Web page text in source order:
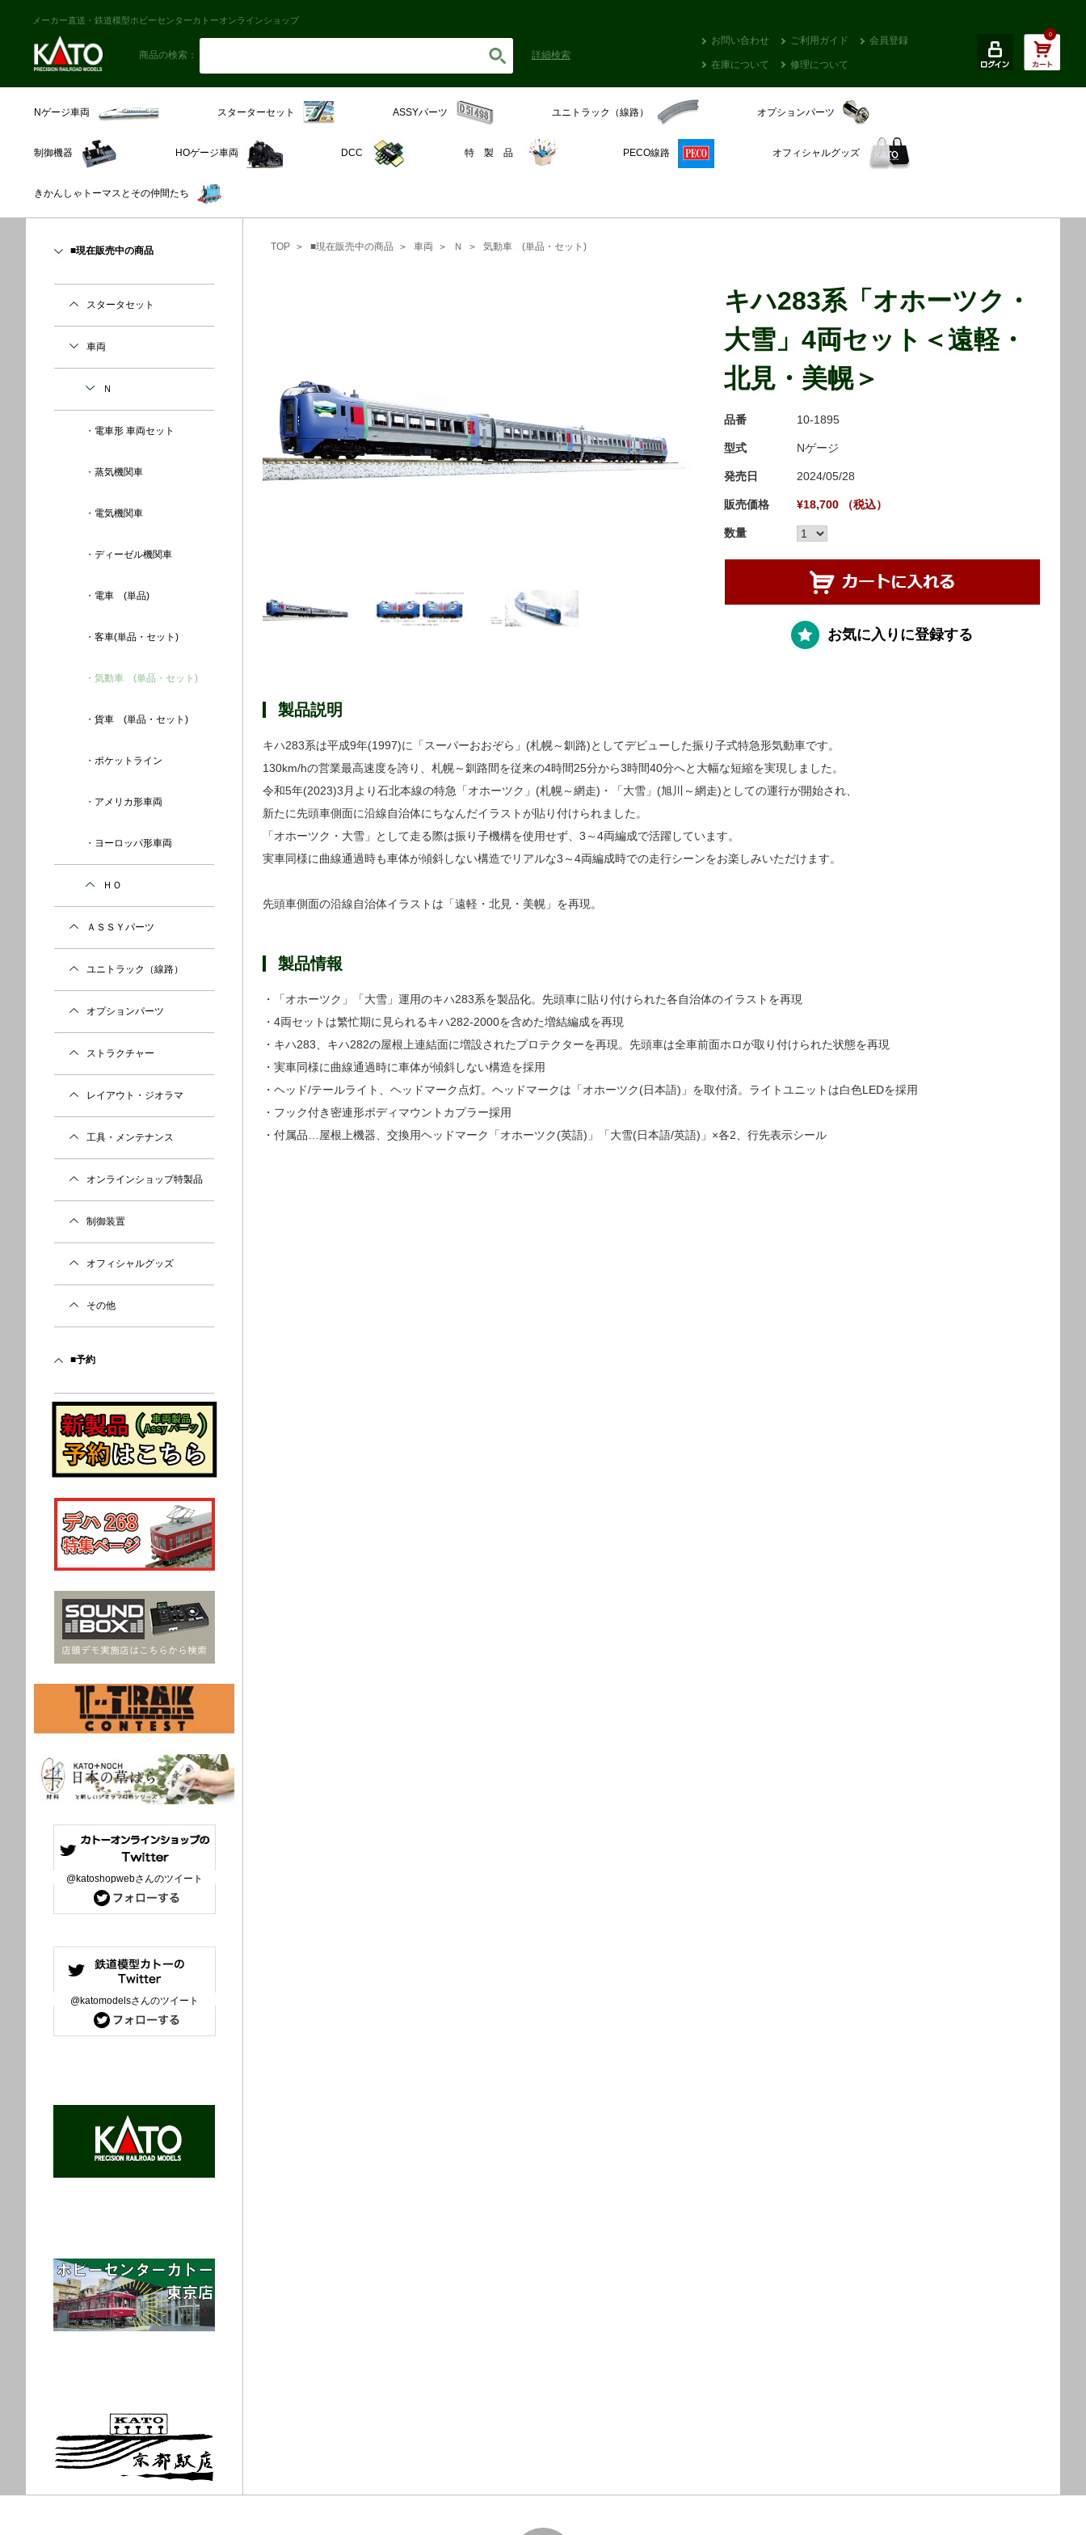
メーカー直送・鉄道模型ホビーセンターカトーオンラインショップ
商品の検索： 詳細検索
お問い合わせ ご利用ガイド 会員登録
在庫について 修理について
0
Nゲージ車両 スターターセット ASSYパーツ ユニトラック（線路） オプションパーツ
制御機器 HOゲージ車両 DCC 特 製 品 PECO線路 オフィシャルグッズ
きかんしゃトーマスとその仲間たち
TOP ■現在販売中の商品 車両 Ｎ 気動車 (単品・セット)
キハ283系「オホーツク・
大雪」4両セット＜遠軽・
北見・美幌＞
品番 10-1895
型式 Nゲージ
発売日 2024/05/28
販売価格 ¥18,700 （税込）
数量
お気に入りに登録する
製品説明
キハ283系は平成9年(1997)に「スーパーおおぞら」(札幌～釧路)としてデビューした振り子式特急形気動車です。
130km/hの営業最高速度を誇り、札幌～釧路間を従来の4時間25分から3時間40分へと大幅な短縮を実現しました。
令和5年(2023)3月より石北本線の特急「オホーツク」(札幌～網走)・「大雪」(旭川～網走)としての運行が開始され、
新たに先頭車側面に沿線自治体にちなんだイラストが貼り付けられました。
「オホーツク・大雪」として走る際は振り子機構を使用せず、3～4両編成で活躍しています。
実車同様に曲線通過時も車体が傾斜しない構造でリアルな3～4両編成時での走行シーンをお楽しみいただけます。
先頭車側面の沿線自治体イラストは「遠軽・北見・美幌」を再現。
製品情報
・「オホーツク」「大雪」運用のキハ283系を製品化。先頭車に貼り付けられた各自治体のイラストを再現
・4両セットは繁忙期に見られるキハ282-2000を含めた増結編成を再現
・キハ283、キハ282の屋根上連結面に増設されたプロテクターを再現。先頭車は全車前面ホロが取り付けられた状態を再現
・実車同様に曲線通過時に車体が傾斜しない構造を採用
・ヘッド/テールライト、ヘッドマーク点灯。ヘッドマークは「オホーツク(日本語)」を取付済。ライトユニットは白色LEDを採用
・フック付き密連形ボディマウントカプラー採用
・付属品…屋根上機器、交換用ヘッドマーク「オホーツク(英語)」「大雪(日本語/英語)」×各2、行先表示シール
■現在販売中の商品
スタータセット
車両
Ｎ
電車形 車両セット
蒸気機関車
電気機関車
ディーゼル機関車
電車 (単品)
客車(単品・セット)
気動車 (単品・セット)
貨車 (単品・セット)
ポケットライン
アメリカ形車両
ヨーロッパ形車両
ＨＯ
ＡＳＳＹパーツ
ユニトラック（線路）
オプションパーツ
ストラクチャー
レイアウト・ジオラマ
工具・メンテナンス
オンラインショップ特製品
制御装置
オフィシャルグッズ
その他
■予約
@katoshopwebさんのツイート
@katomodelsさんのツイート